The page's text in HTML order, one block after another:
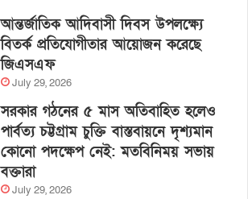
আন্তর্জাতিক আদিবাসী দিবস উপলক্ষ্যে
বিতর্ক প্রতিযোগীতার আয়োজন করেছে
জিএসএফ
July 29, 2026
সরকার গঠনের ৫ মাস অতিবাহিত হলেও
পার্বত্য চট্টগ্রাম চুক্তি বাস্তবায়নে দৃশ্যমান
কোনো পদক্ষেপ নেই: মতবিনিময় সভায়
বক্তারা
July 29, 2026